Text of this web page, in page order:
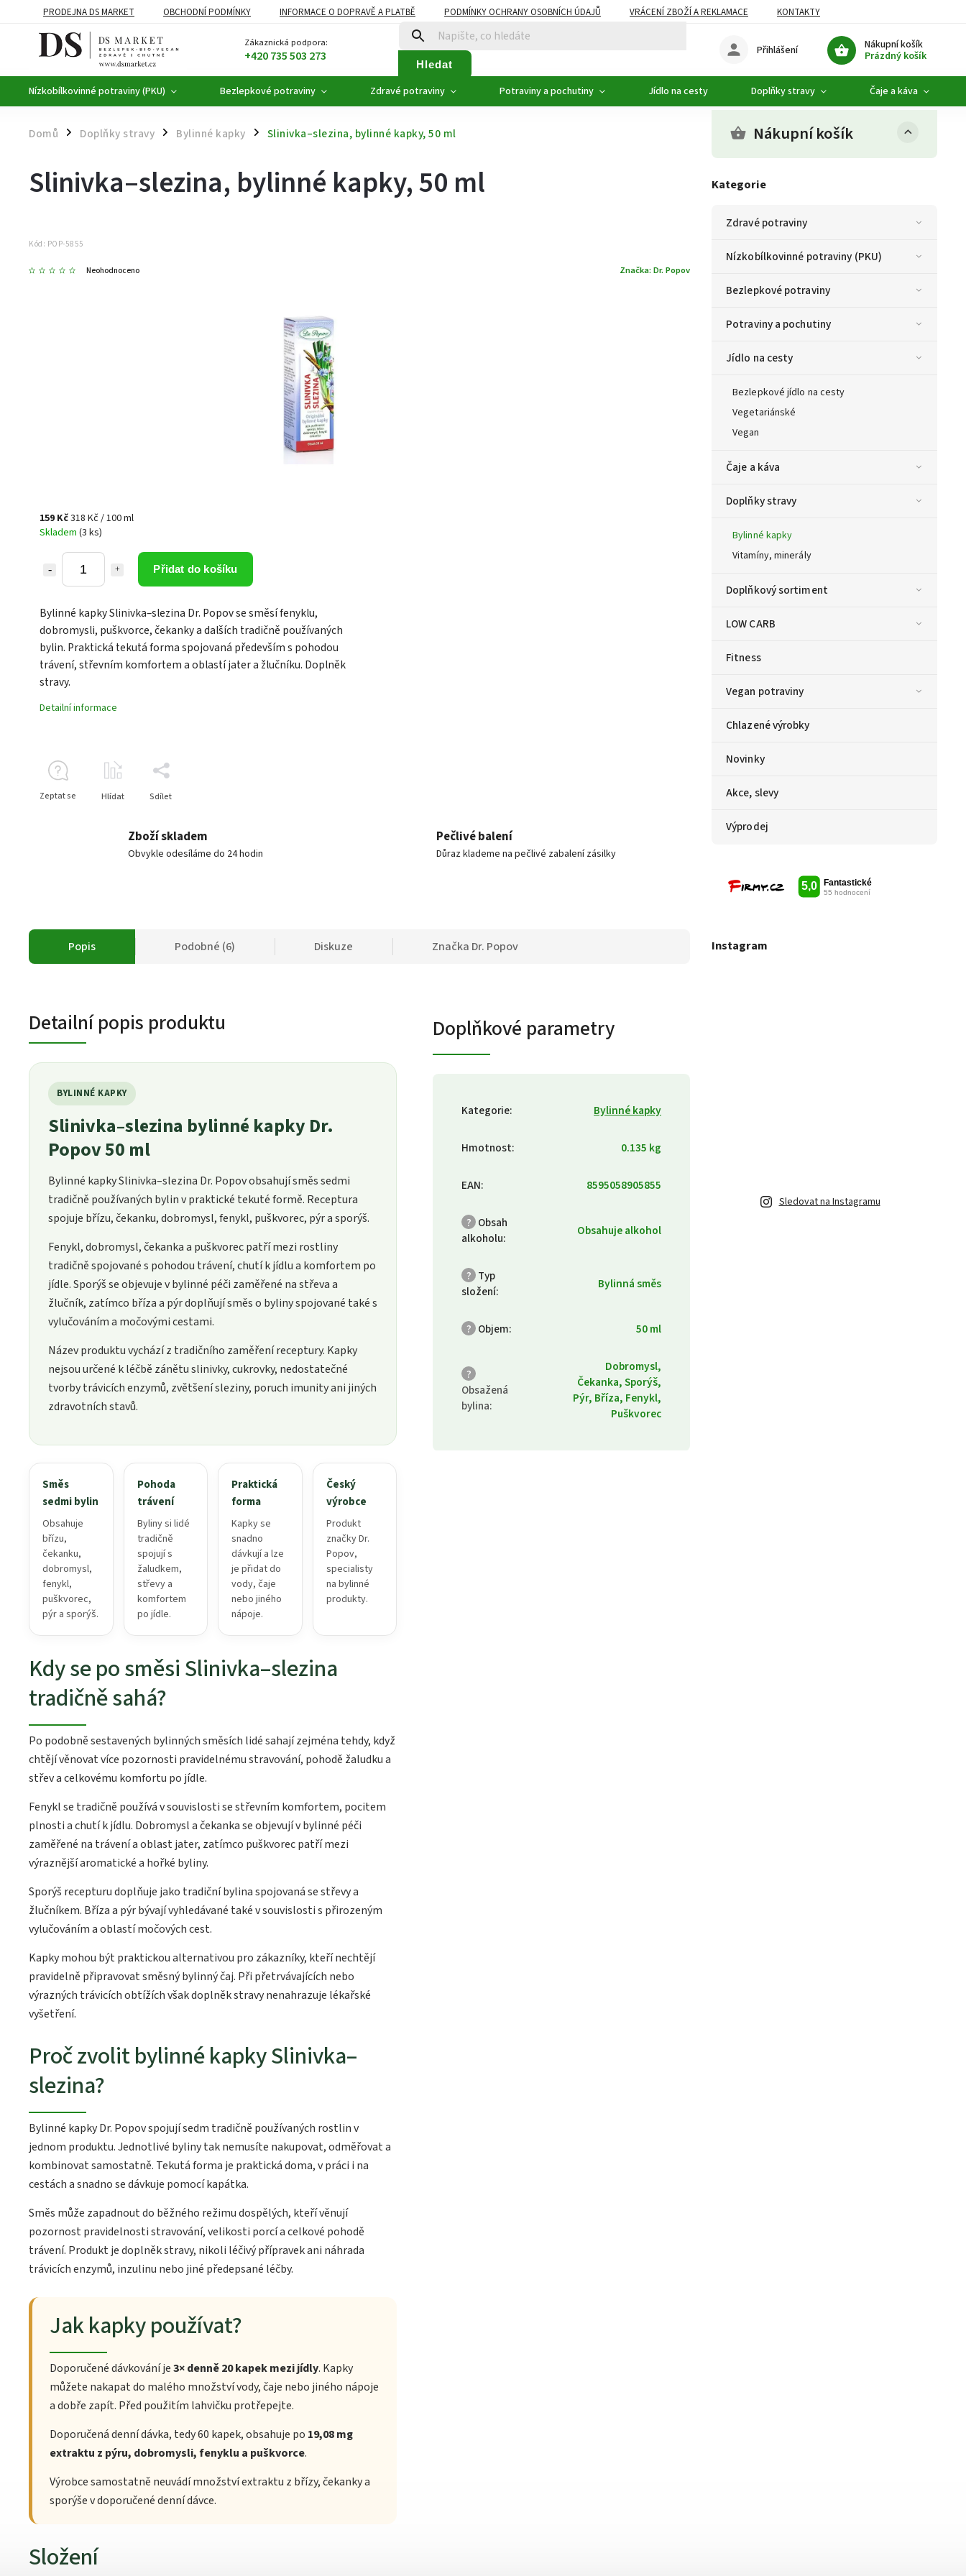
PRODEJNA DS MARKET OBCHODNÍ PODMÍNKY INFORMACE O DOPRAVĚ A PLATBĚ PODMÍNKY OCHRANY OSOBNÍCH ÚDAJŮ VRÁCENÍ ZBOŽÍ A REKLAMACE
KONTAKTY
BEZLEPKOVÉ POTRAVINY
ZDRAVÉ POTRAVINY NOVINKY AKCE, SLEVY
Zákaznická podpora:
+420 735 503 273 Hledat
Nákupní košík
Prázdný košík
Přihlášení
Nízkobílkovinné potraviny (PKU) Bezlepkové potraviny Zdravé potraviny Potraviny a pochutiny Jídlo na cesty Doplňky stravy Čaje a káva
Domů / Doplňky stravy / Bylinné kapky / Slinivka–slezina, bylinné kapky, 50 ml Nákupní košík
Kategorie
Zdravé potraviny
Nízkobílkovinné potraviny (PKU)
Bezlepkové potraviny
Potraviny a pochutiny
Jídlo na cesty
Bezlepkové jídlo na cesty
Vegetariánské
Vegan
Čaje a káva
Doplňky stravy
Bylinné kapky
Vitamíny, minerály
Doplňkový sortiment
LOW CARB
Fitness
Vegan potraviny
Chlazené výrobky
Novinky
Akce, slevy
Výprodej
Instagram
Sledovat na Instagramu
Slinivka–slezina, bylinné kapky, 50 ml
Kód: POP-5855
Neohodnoceno Značka: Dr. Popov
159 Kč318 Kč / 100 ml
Skladem (3 ks)
Přidat do košíku
Bylinné kapky Slinivka–slezina Dr. Popov se směsí fenyklu,
dobromysli, puškvorce, čekanky a dalších tradičně používaných
bylin. Praktická tekutá forma spojovaná především s pohodou
trávení, střevním komfortem a oblastí jater a žlučníku. Doplněk
stravy.
Detailní informace
Zeptat se Hlídat Sdílet
Zboží skladem
Obvykle odesíláme do 24 hodin
Pečlivé balení
Důraz klademe na pečlivé zabalení zásilky
Popis Podobné (6) Diskuze Značka Dr. Popov
Detailní popis produktu
BYLINNÉ KAPKY
Slinivka–slezina bylinné kapky Dr.
Popov 50 ml
Bylinné kapky Slinivka–slezina Dr. Popov obsahují směs sedmi
tradičně používaných bylin v praktické tekuté formě. Receptura
spojuje břízu, čekanku, dobromysl, fenykl, puškvorec, pýr a sporýš.
Fenykl, dobromysl, čekanka a puškvorec patří mezi rostliny
tradičně spojované s pohodou trávení, chutí k jídlu a komfortem po
jídle. Sporýš se objevuje v bylinné péči zaměřené na střeva a
žlučník, zatímco bříza a pýr doplňují směs o byliny spojované také s
vylučováním a močovými cestami.
Název produktu vychází z tradičního zaměření receptury. Kapky
nejsou určené k léčbě zánětu slinivky, cukrovky, nedostatečné
tvorby trávicích enzymů, zvětšení sleziny, poruch imunity ani jiných
zdravotních stavů.
Směs
sedmi bylin
Obsahuje
břízu,
čekanku,
dobromysl,
fenykl,
puškvorec,
pýr a sporýš.
Pohoda
trávení
Byliny si lidé
tradičně
spojují s
žaludkem,
střevy a
komfortem
po jídle.
Praktická
forma
Kapky se
snadno
dávkují a lze
je přidat do
vody, čaje
nebo jiného
nápoje.
Český
výrobce
Produkt
značky Dr.
Popov,
specialisty
na bylinné
produkty.
Kdy se po směsi Slinivka–slezina
tradičně sahá?
Po podobně sestavených bylinných směsích lidé sahají zejména tehdy, když
chtějí věnovat více pozornosti pravidelnému stravování, pohodě žaludku a
střev a celkovému komfortu po jídle.
Fenykl se tradičně používá v souvislosti se střevním komfortem, pocitem
plnosti a chutí k jídlu. Dobromysl a čekanka se objevují v bylinné péči
zaměřené na trávení a oblast jater, zatímco puškvorec patří mezi
výraznější aromatické a hořké byliny.
Sporýš recepturu doplňuje jako tradiční bylina spojovaná se střevy a
žlučníkem. Bříza a pýr bývají vyhledávané také v souvislosti s přirozeným
vylučováním a oblastí močových cest.
Kapky mohou být praktickou alternativou pro zákazníky, kteří nechtějí
pravidelně připravovat směsný bylinný čaj. Při přetrvávajících nebo
výrazných trávicích obtížích však doplněk stravy nenahrazuje lékařské
vyšetření.
Proč zvolit bylinné kapky Slinivka–
slezina?
Bylinné kapky Dr. Popov spojují sedm tradičně používaných rostlin v
jednom produktu. Jednotlivé byliny tak nemusíte nakupovat, odměřovat a
kombinovat samostatně. Tekutá forma je praktická doma, v práci i na
cestách a snadno se dávkuje pomocí kapátka.
Směs může zapadnout do běžného režimu dospělých, kteří věnují
pozornost pravidelnosti stravování, velikosti porcí a celkové pohodě
trávení. Produkt je doplněk stravy, nikoli léčivý přípravek ani náhrada
trávicích enzymů, inzulinu nebo jiné předepsané léčby.
Jak kapky používat?
Doporučené dávkování je3× denně 20 kapek mezi jídly. Kapky
můžete nakapat do malého množství vody, čaje nebo jiného nápoje
a dobře zapít. Před použitím lahvičku protřepejte.
Doporučená denní dávka, tedy 60 kapek, obsahuje po 19,08 mg
extraktu z pýru, dobromysli, fenyklu a puškvorce.
Výrobce samostatně neuvádí množství extraktu z břízy, čekanky a
sporýše v doporučené denní dávce.
Složení
Doplňkové parametry
Kategorie: Bylinné kapky
Hmotnost: 0.135 kg
EAN: 8595058905855
? Obsah
alkoholu: Obsahuje alkohol
? Typ
složení: Bylinná směs
? Objem: 50 ml
?
Obsažená
bylina:
Dobromysl,
Čekanka, Sporýš,
Pýr, Bříza, Fenykl,
Puškvorec